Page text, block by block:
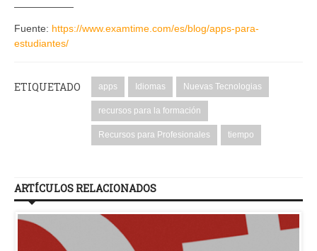
——————
Fuente: https://www.examtime.com/es/blog/apps-para-
estudiantes/
ETIQUETADO apps Idiomas Nuevas Tecnologias
recursos para la formación
Recursos para Profesionales tiempo
ARTÍCULOS RELACIONADOS